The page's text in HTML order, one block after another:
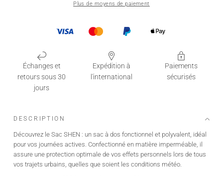
Plus de moyens de paiement
Échanges et
retours sous 30
jours
Expédition à
l'international
Paiements
sécurisés
DESCRIPTION
Découvrez le Sac SHEN : un sac à dos fonctionnel et polyvalent, idéal
pour vos journées actives. Confectionné en matière imperméable, il
assure une protection optimale de vos effets personnels lors de tous
vos trajets urbains, quelles que soient les conditions météo.